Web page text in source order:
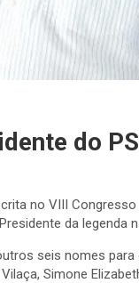
do
no VIII
da legenda
seis nomes
Simone